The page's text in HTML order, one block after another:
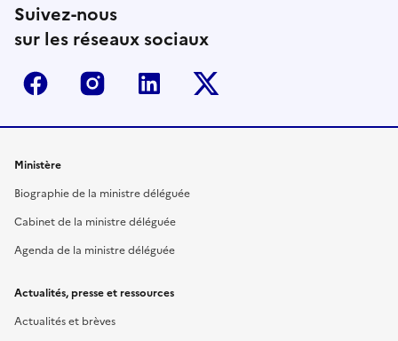
Suivez-nous
sur les réseaux sociaux
Facebook InstagramLinkedin
Ministère
Biographie de la ministre déléguée
Cabinet de la ministre déléguée
Agenda de la ministre déléguée
Actualités, presse et ressources
Actualités et brèves